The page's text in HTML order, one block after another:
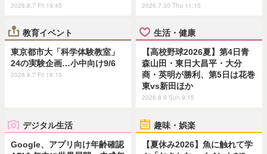
2026.8.7 Fri 19:45 2026.7.30 Thu 11:15
教育イベント
東京都市大「科学体験教室」
24の実験企画…小中向け9/6
2026.8.7 Fri 18:15
生活・健康
【高校野球2026夏】第4日青
森山田・東日大昌平・大分
商・英明が勝利、第5日は花巻
東vs新田ほか
2026.8.9 Sun 9:15
デジタル生活
Google、アプリ向け年齢確認
趣味・娯楽
【夏休み2026】魚に触れて学